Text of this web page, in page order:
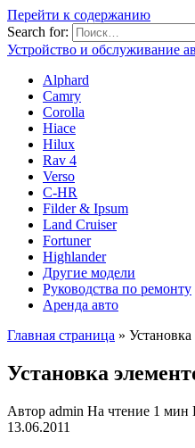
Перейти к содержанию
Search for:
Устройство и обслуживание
Alphard
Camry
Corolla
Hiace
Hilux
Rav 4
Verso
C-HR
Filder & Ipsum
Land Cruiser
Fortuner
Highlander
Другие модели
Руководства по ремонту
Аренда авто
Главная страница »
Установка
Автор admin На чтение 1 мин
13.06.2011